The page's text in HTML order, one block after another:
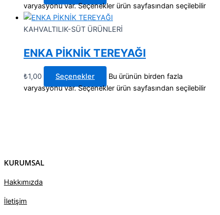
varyasyonu var. Seçenekler ürün sayfasından seçilebilir
KAHVALTILIK-SÜT ÜRÜNLERİ
ENKA PİKNİK TEREYAĞI
₺1,00 Seçenekler
Bu ürünün birden fazla
varyasyonu var. Seçenekler ürün sayfasından seçilebilir
KURUMSAL
Hakkımızda
İletişim